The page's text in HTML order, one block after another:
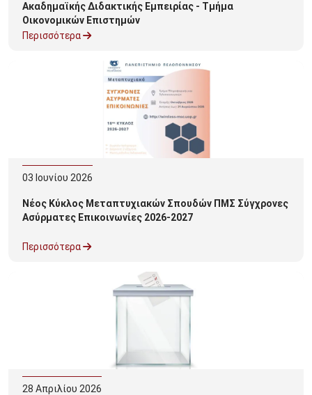
Ακαδημαϊκής Διδακτικής Εμπειρίας - Τμήμα
Οικονομικών Επιστημών
Περισσότερα
03 Ιουνίου 2026
Νέος Κύκλος Μεταπτυχιακών Σπουδών ΠΜΣ Σύγχρονες
Ασύρματες Επικοινωνίες 2026-2027
Περισσότερα
28 Απριλίου 2026